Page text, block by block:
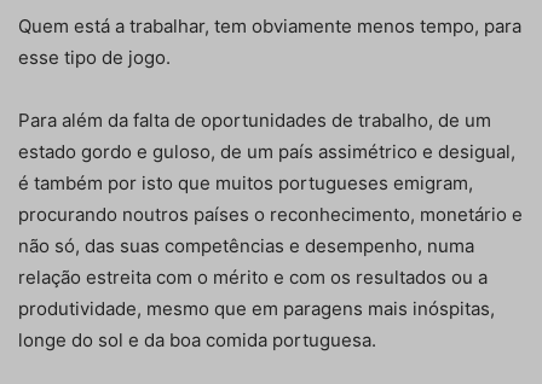
Quem está a trabalhar, tem obviamente menos tempo, para
esse tipo de jogo.
Para além da falta de oportunidades de trabalho, de um
estado gordo e guloso, de um país assimétrico e desigual,
é também por isto que muitos portugueses emigram,
procurando noutros países o reconhecimento, monetário e
não só, das suas competências e desempenho, numa
relação estreita com o mérito e com os resultados ou a
produtividade, mesmo que em paragens mais inóspitas,
longe do sol e da boa comida portuguesa.